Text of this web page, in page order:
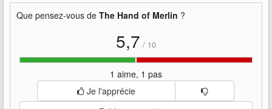
Que pensez-vous de The Hand of Merlin ?
5,7 / 10
1 aime, 1 pas
Je l'apprécie